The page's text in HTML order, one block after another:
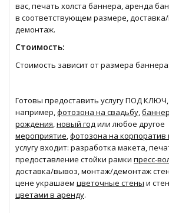
вас, печать холста баннера, аренда
в соответствующем размере,
демонтаж.
Стоимость:
Стоимость зависит от размера
Готовы предоставить услугу ПОД КЛЮЧ,
например,фотозона на свадьбу,
рождения,новый годили любое другое
мероприятие,фотозона на корпоратив
услугу входит: разработка макета,
предоставление стойки рамки пресс-
доставка/вывоз, монтаж/демонтаж
цене украшаем цветочные стены и
цветами в аренду.